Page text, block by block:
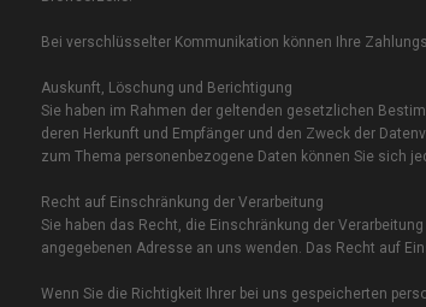
Bei verschlüsselter Kommunikation können Ihre
Auskunft, Löschung und Berichtigung
Sie haben im Rahmen der geltenden gesetzlichen
deren Herkunft und Empfänger und den Zweck der
zum Thema personenbezogene Daten können Sie sich
Recht auf Einschränkung der Verarbeitung
Sie haben das Recht, die Einschränkung der
angegebenen Adresse an uns wenden. Das Recht auf
Wenn Sie die Richtigkeit Ihrer bei uns gespeicherten